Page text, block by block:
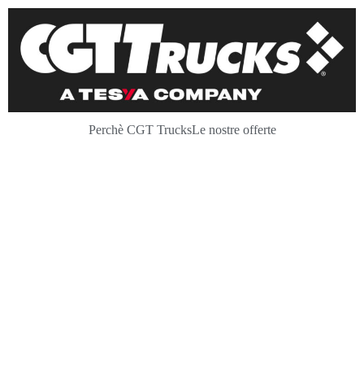
contenuto
Perchè CGT TrucksLe nostre offerte